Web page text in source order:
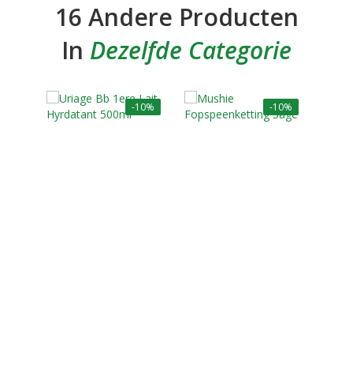
16 Andere Producten
In Dezelfde Categorie
-10% -10%